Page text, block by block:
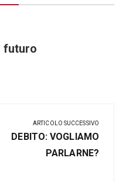
futuro
ARTICOLO SUCCESSIVO
Prossimo
DEBITO: VOGLIAMO
PARLARNE?